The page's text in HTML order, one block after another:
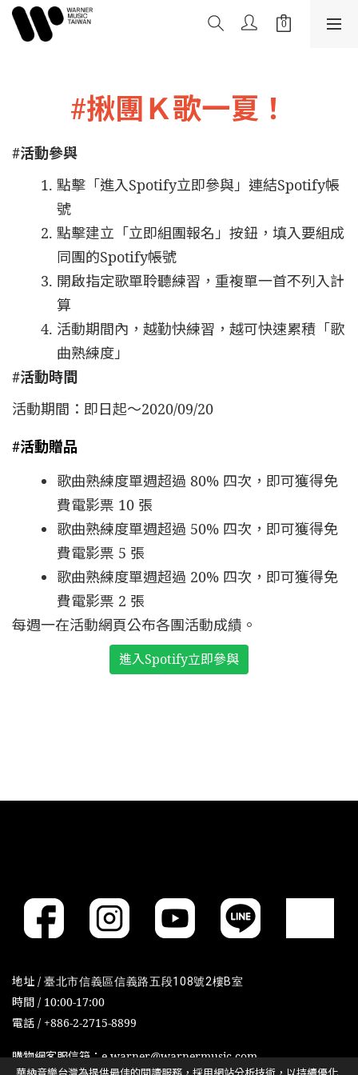
#揪團Ｋ歌一夏！
#活動參與
點擊「進入Spotify立即參與」連結Spotify帳
號
點擊建立「立即組團報名」按鈕，填入要組成
同團的Spotify帳號
開啟指定歌單聆聽練習，重複單一首不列入計
算
活動期間內，越勤快練習，越可快速累積「歌
曲熟練度」
#活動時間
活動期間：即日起～2020/09/20
#活動贈品
歌曲熟練度單週超過 80% 四次，即可獲得免
費電影票 10 張
歌曲熟練度單週超過 50% 四次，即可獲得免
費電影票 5 張
歌曲熟練度單週超過 20% 四次，即可獲得免
費電影票 2 張
每週一在活動網頁公布各團活動成績。
進入Spotify立即參與
地址 / 臺北市信義區信義路五段108號2樓B室
時間 / 10:00-17:00
電話 / +886-2-2715-8899
購物網客服信箱：e-warner@warnermusic.com